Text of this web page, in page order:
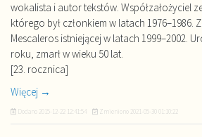
wokalista i autor tekstów. Współzałożyciel
którego był członkiem w latach 1976–1986.
Mescaleros istniejącej w latach 1999–2002.
roku, zmarł w wieku 50 lat.
[23. rocznica]
Więcej →
Dodano 2015-12-22 12:41:54 Zmieniono 2021-05-30 01:10:22